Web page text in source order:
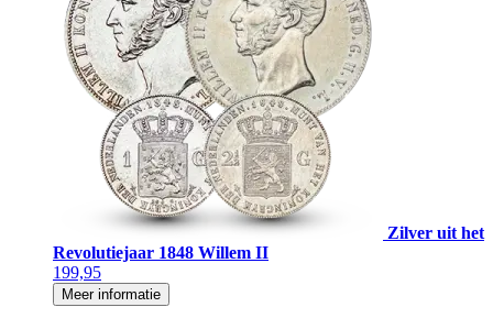
Zilver uit het
Revolutiejaar 1848 Willem II
199,95
Meer informatie